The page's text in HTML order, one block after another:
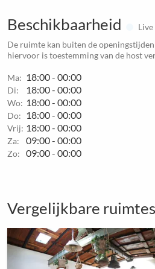
Beschikbaarheid
Live
De ruimte kan buiten de
hiervoor is toestemming van de host
Ma: 18:00 - 00:00
Di: 18:00 - 00:00
Wo: 18:00 - 00:00
Do: 18:00 - 00:00
Vrij: 18:00 - 00:00
Za: 09:00 - 00:00
Zo: 09:00 - 00:00
Vergelijkbare ruimtes